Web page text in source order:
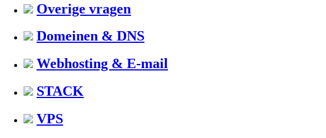
Overige vragen
Domeinen & DNS
Webhosting & E-mail
STACK
VPS